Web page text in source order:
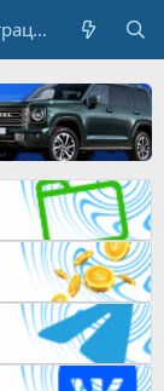
Регистрация